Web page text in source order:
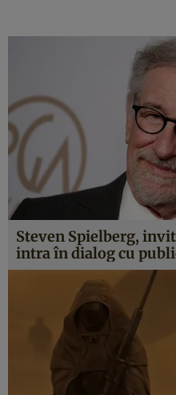
Steven Spielberg,
intra în dialog cu